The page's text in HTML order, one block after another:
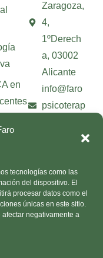
tecnologías como las
del dispositivo. El
procesar datos como el
únicas en este sitio.
negativamente a
en
Zaragoza,
4,
1ºDerech
a, 03002
Alicante
info@faro
psicoterap